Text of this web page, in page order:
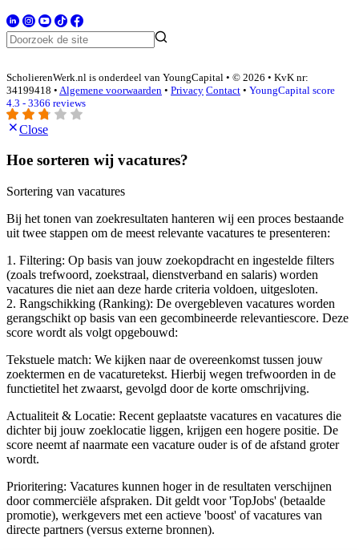
ScholierenWerk.nl is onderdeel van YoungCapital • © 2026 • KvK nr:
34199418 • Algemene voorwaarden • Privacy Contact • YoungCapital score
4.3 - 3366 reviews
Close
Hoe sorteren wij vacatures?
Sortering van vacatures
Bij het tonen van zoekresultaten hanteren wij een proces bestaande
uit twee stappen om de meest relevante vacatures te presenteren:
1. Filtering: Op basis van jouw zoekopdracht en ingestelde filters
(zoals trefwoord, zoekstraal, dienstverband en salaris) worden
vacatures die niet aan deze harde criteria voldoen, uitgesloten.
2. Rangschikking (Ranking): De overgebleven vacatures worden
gerangschikt op basis van een gecombineerde relevantiescore. Deze
score wordt als volgt opgebouwd:
Tekstuele match: We kijken naar de overeenkomst tussen jouw
zoektermen en de vacaturetekst. Hierbij wegen trefwoorden in de
functietitel het zwaarst, gevolgd door de korte omschrijving.
Actualiteit & Locatie: Recent geplaatste vacatures en vacatures die
dichter bij jouw zoeklocatie liggen, krijgen een hogere positie. De
score neemt af naarmate een vacature ouder is of de afstand groter
wordt.
Prioritering: Vacatures kunnen hoger in de resultaten verschijnen
door commerciële afspraken. Dit geldt voor 'TopJobs' (betaalde
promotie), werkgevers met een actieve 'boost' of vacatures van
directe partners (versus externe bronnen).